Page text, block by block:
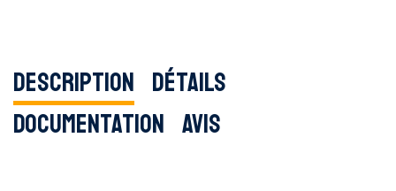
Description Détails
Documentation Avis